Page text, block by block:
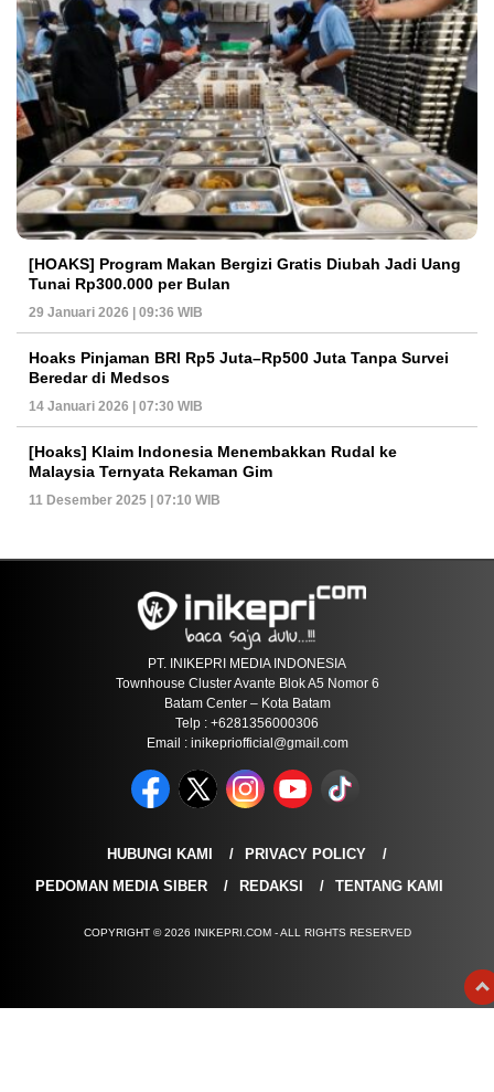
[HOAKS] Program Makan Bergizi Gratis Diubah Jadi Uang
Tunai Rp300.000 per Bulan
29 Januari 2026 | 09:36 WIB
Hoaks Pinjaman BRI Rp5 Juta–Rp500 Juta Tanpa Survei
Beredar di Medsos
14 Januari 2026 | 07:30 WIB
[Hoaks] Klaim Indonesia Menembakkan Rudal ke
Malaysia Ternyata Rekaman Gim
11 Desember 2025 | 07:10 WIB
PT. INIKEPRI MEDIA INDONESIA
Townhouse Cluster Avante Blok A5 Nomor 6
Batam Center – Kota Batam
Telp : +6281356000306
Email : inikepriofficial@gmail.com
HUBUNGI KAMI
PRIVACY POLICY
PEDOMAN MEDIA SIBER
REDAKSI TENTANG KAMI
COPYRIGHT © 2026 INIKEPRI.COM - ALL RIGHTS RESERVED